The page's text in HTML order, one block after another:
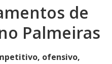
de
Palmeiras
ofensivo,